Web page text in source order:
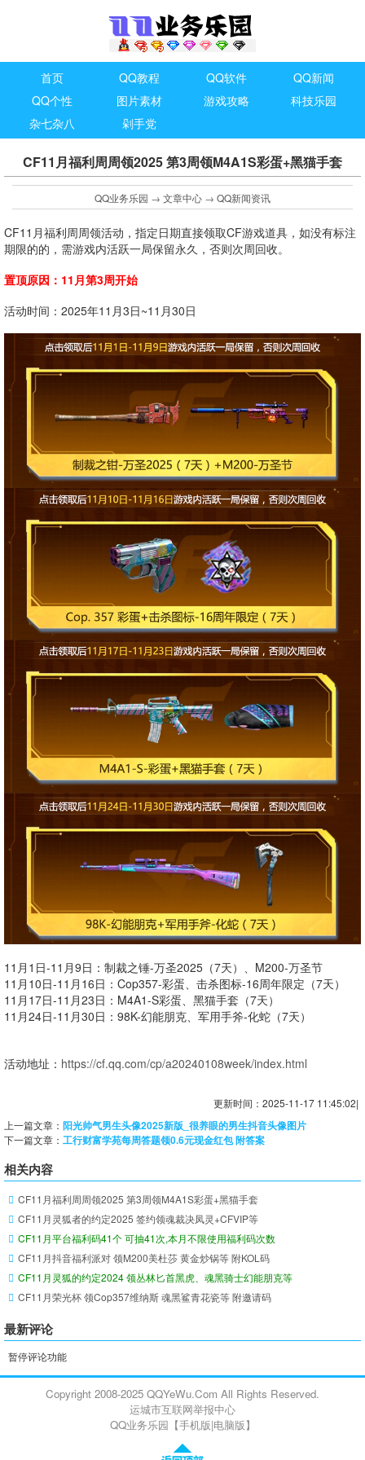
首页 QQ教程 QQ软件
QQ新闻
QQ个性
图片素材 游戏攻略
科技乐园
杂七杂八
剁手党
CF11月福利周周领2025 第3周领M4A1S彩蛋+黑猫手套
QQ业务乐园 → 文章中心 → QQ新闻资讯
CF11月福利周周领活动，指定日期直接领取CF游戏道具，如没有标注
期限的的，需游戏内活跃一局保留永久，否则次周回收。
置顶原因：11月第3周开始
活动时间：2025年11月3日~11月30日
11月1日-11月9日：制裁之锤-万圣2025（7天）、M200-万圣节
11月10日-11月16日：Cop357-彩蛋、击杀图标-16周年限定（7天）
11月17日-11月23日：M4A1-S彩蛋、黑猫手套（7天）
11月24日-11月30日：98K-幻能朋克、军用手斧-化蛇（7天）
活动地址： https://cf.qq.com/cp/a20240108week/index.html
更新时间：2025-11-17 11:45:02|
上一篇文章： 阳光帅气男生头像2025新版_很养眼的男生抖音头像图片
下一篇文章： 工行财富学苑每周答题领0.6元现金红包 附答案
相关内容
CF11月福利周周领2025 第3周领M4A1S彩蛋+黑猫手套
CF11月灵狐者的约定2025 签约领魂裁决凤灵+CFVIP等
CF11月平台福利码41个 可抽41次,本月不限使用福利码次数
CF11月抖音福利派对 领M200美杜莎 黄金炒锅等 附KOL码
CF11月灵狐的约定2024 领丛林匕首黑虎、魂黑骑士幻能朋克等
CF11月荣光杯 领Cop357维纳斯 魂黑鲨青花瓷等 附邀请码
最新评论
暂停评论功能
Copyright 2008-2025 QQYeWu.Com All Rights Reserved.
运城市互联网举报中心
QQ业务乐园【手机版|电脑版】